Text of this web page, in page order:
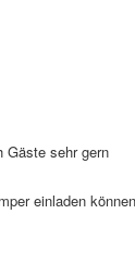
Gäste sehr gern
einladen